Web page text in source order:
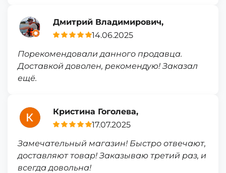
Дмитрий Владимирович,
14.06.2025
Порекомендовали данного продавца.
Доставкой доволен, рекомендую! Заказал
ещё.
Кристина Гоголева,
17.07.2025
Замечательный магазин! Быстро отвечают,
доставляют товар! Заказываю третий раз, и
всегда довольна!